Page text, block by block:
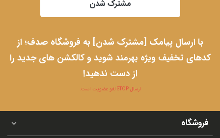
مشترک شدن
با ارسال پیامک [مشترک شدن] به فروشگاه صدف؛ از
کدهای تخفیف ویژه بهرمند شوید و کالکشن های جدید را
از دست ندهید!
ارسال STOP لغو عضویت است.
فروشگاه